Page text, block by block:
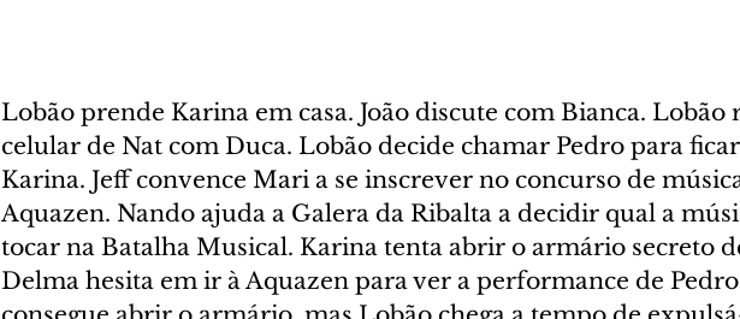
Lobão prende Karina em casa. João discute com Bianca.
celular de Nat com Duca. Lobão decide chamar Pedro para
Karina. Jeff convence Mari a se inscrever no concurso de
Aquazen. Nando ajuda a Galera da Ribalta a decidir qual a
tocar na Batalha Musical. Karina tenta abrir o armário secreto
Delma hesita em ir à Aquazen para ver a performance de